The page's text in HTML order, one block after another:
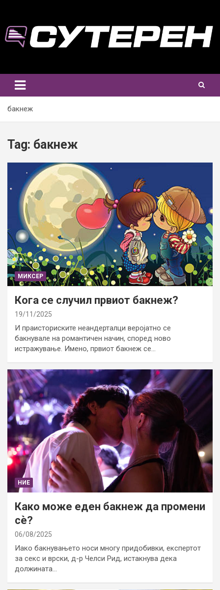
content
бакнеж
Tag: бакнеж
МИКСЕР
Кога се случил првиот бакнеж?
19/11/2025
И праисториските неандерталци веројатно се
бакнувале на романтичен начин, според ново
истражување. Имено, првиот бакнеж се…
НИЕ
Како може еден бакнеж да промени
сè?
06/08/2025
Иако бакнувањето носи многу придобивки, експертот
за секс и врски, д-р Челси Рид, истакнува дека
должината…